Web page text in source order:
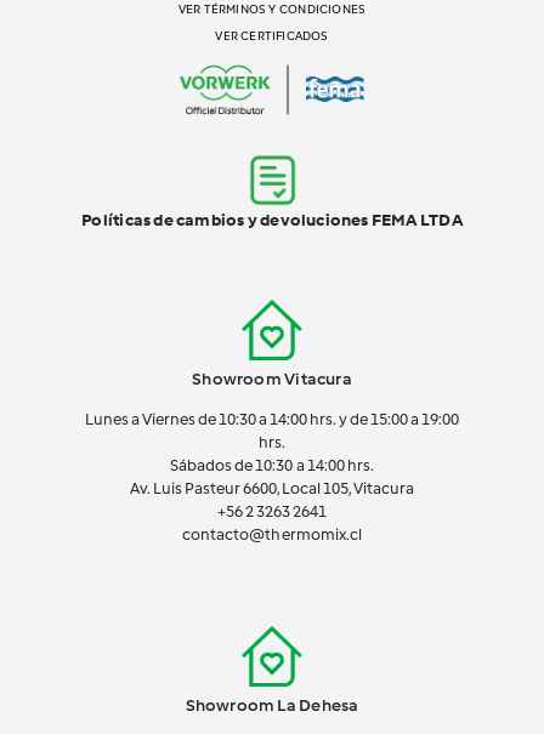
Showroom Vitacura
Lunes a Viernes de 10:30 a 14:00 hrs. y de 15:00 a 19:00
hrs.
Sábados de 10:30 a 14:00 hrs.
Av. Luis Pasteur 6600, Local 105, Vitacura
+56 2 3263 2641
contacto@thermomix.cl
Showroom La Dehesa
VER TÉRMINOS Y CONDICIONES
VER CERTIFICADOS
Políticas de cambios y devoluciones FEMA LTDA